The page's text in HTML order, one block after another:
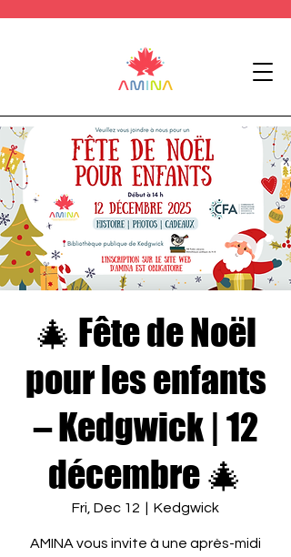
🎄 Fête de Noël
pour les enfants
– Kedgwick | 12
décembre 🎄
Fri, Dec 12 Kedgwick
AMINA vous invite à une après-midi